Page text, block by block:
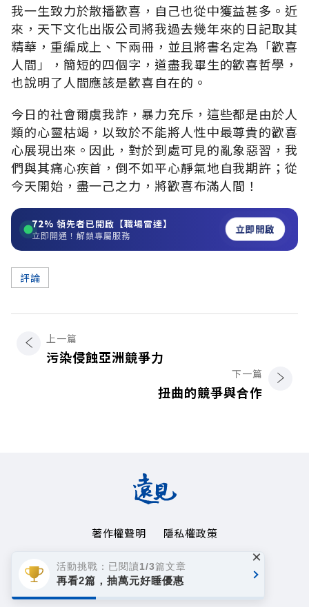
我一生致力於散播歡喜，自己也從中獲益甚多。近
來，天下文化出版公司將我過去幾年來的日記取其
精華，重編成上、下兩冊，並且將書名定為「歡喜
人間」，簡短的四個字，道盡我畢生的歡喜哲學，
也說明了人間應該是歡喜自在的。
今日的社會爾虞我詐，暴力充斥，這些都是由於人
類的心靈枯竭，以致於不能將人性中最尊貴的歡喜
心展現出來。因此，對於到處可見的亂象惡習，我
們與其痛心疾首，倒不如平心靜氣地自我期許；從
今天開始，盡一己之力，將歡喜布滿人間！
72% 領先者已開啟【職場雷達】
立即開通！解鎖專屬服務 立即開啟
評論
上一篇
污染侵蝕亞洲競爭力
下一篇
扭曲的競爭與合作
著作權聲明
隱私權政策
Copyright© 1999~2026
遠見天下文化事業群. All rights reserved.
活動挑戰：已閱讀1/3篇文章
再看2篇，抽萬元好睡優惠
×